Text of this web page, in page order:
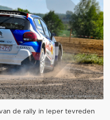
de rally in Ieper tevreden